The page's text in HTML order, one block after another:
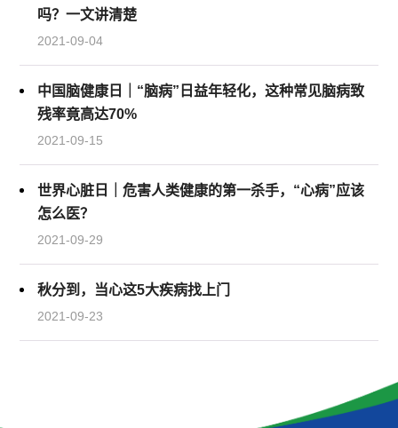
吗？一文讲清楚
2021-09-04
中国脑健康日｜“脑病”日益年轻化，这种常见脑病致
残率竟高达70%
2021-09-15
世界心脏日｜危害人类健康的第一杀手，“心病”应该
怎么医？
2021-09-29
秋分到，当心这5大疾病找上门
2021-09-23